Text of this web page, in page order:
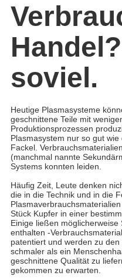
soviel.
Heutige Plasmasysteme
geschnittene Teile mit
Produktionsprozessen
Plasmasystem nur so gut
Fackel.
(manchmal nannte
Systems konnten leiden.
Häufig Zeit, Leute denken
die in die Technik und in die
Stück Kupfer in einer
Einige ließen
enthalten -
patentiert und werden zu
schmaler als ein
geschnittene Qualität zu
gekommen zu erwarten.